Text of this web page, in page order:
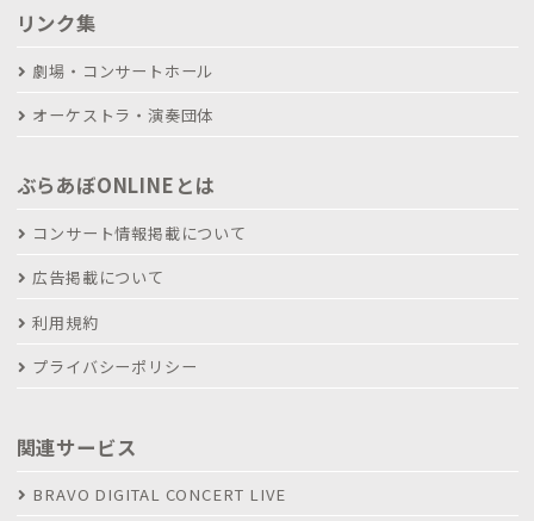
リンク集
劇場・コンサートホール
オーケストラ・演奏団体
ぶらあぼONLINEとは
コンサート情報掲載について
広告掲載について
利用規約
プライバシーポリシー
関連サービス
BRAVO DIGITAL CONCERT LIVE